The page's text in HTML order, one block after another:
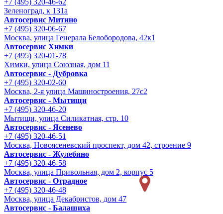
+7 (495) 320-46-62
Зеленоград, к 131а
Автосервис Митино
+7 (495) 320-06-67
Москва, улица Генерала Белобородова, 42к1
Автосервис Химки
+7 (495) 320-01-78
Химки, улица Союзная, дом 11
Автосервис - Дубровка
+7 (495) 320-02-60
Москва, 2-я улица Машиностроения, 27с2
Автосервис - Мытищи
+7 (495) 320-46-20
Мытищи, улица Силикатная, стр. 10
Автосервис - Ясенево
+7 (495) 320-46-51
Москва, Новоясеневский проспект, дом 42, строение 9
Автосервис - Жулебино
+7 (495) 320-46-58
Москва, улица Привольная, дом 2, корпус 5
Автосервис - Отрадное
+7 (495) 320-46-48
Москва, улица Декабристов, дом 47
Автосервис - Балашиха